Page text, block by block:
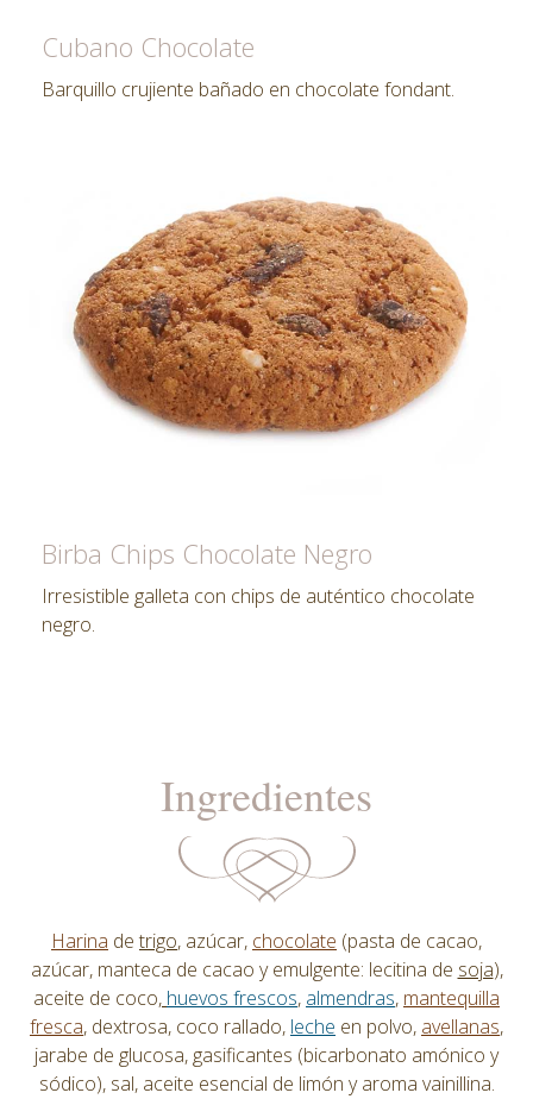
Cubano Chocolate
Barquillo crujiente bañado en chocolate fondant.
Birba Chips Chocolate Negro
Irresistible galleta con chips de auténtico chocolate
negro.
Ingredientes
Harina de trigo, azúcar, chocolate (pasta de cacao,
azúcar, manteca de cacao y emulgente: lecitina de soja),
aceite de coco, huevos frescos, almendras, mantequilla
fresca, dextrosa, coco rallado, leche en polvo, avellanas,
jarabe de glucosa, gasificantes (bicarbonato amónico y
sódico), sal, aceite esencial de limón y aroma vainillina.